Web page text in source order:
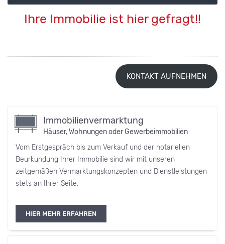
Ihre Immobilie ist hier gefragt!!
KONTAKT AUFNEHMEN
Immobilienvermarktung
Häuser, Wohnungen oder Gewerbeimmobilien
Vom Erstgespräch bis zum Verkauf und der notariellen
Beurkundung Ihrer Immobilie sind wir mit unseren
zeitgemäßen Vermarktungskonzepten und Dienstleistungen
stets an Ihrer Seite.
HIER MEHR ERFAHREN